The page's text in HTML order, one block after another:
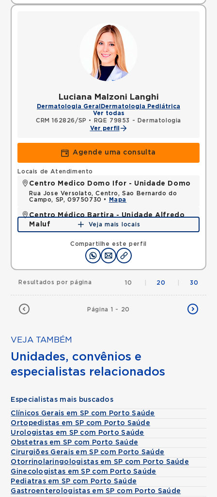
Luciana Malzoni Langhi
Dermatologia Geral Dermatologia Pediátrica
Ver todas
CRM 162826/SP •
RQE 79853 - Dermatologia
Ver perfil
Agende uma consulta
Compartilhe este perfil
Locais de Atendimento
Centro Medico Domo Ifor - Unidade Domo
Rua Jose Versolato, Centro, Sao Bernardo do
Campo, SP, 09750730 •
Mapa
Centro Médico Bartira - Unidade Alfredo
Maluf
Avenida Alfredo Maluf, Jardim Santo Antonio,
Santo Andre, SP, 09240410 •
Mapa
Veja mais locais
Página 1 - 20
Resultados por página 10 20 30
VEJA TAMBÉM
Unidades, convênios e
especialistas relacionados
Especialistas mais buscados
Clínicos Gerais em SP com Porto Saúde
Ortopedistas em SP com Porto Saúde
Urologistas em SP com Porto Saúde
Obstetras em SP com Porto Saúde
Cirurgiões Gerais em SP com Porto Saúde
Otorrinolaringologistas em SP com Porto Saúde
Ginecologistas em SP com Porto Saúde
Pediatras em SP com Porto Saúde
Gastroenterologistas em SP com Porto Saúde